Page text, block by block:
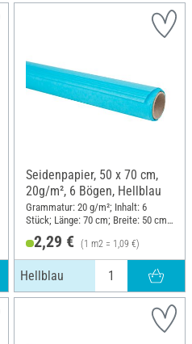
Seidenpapier, 50 x 70 cm,
20g/m², 6 Bögen, Hellblau
Grammatur: 20 g/m²; Inhalt: 6
Stück; Länge: 70 cm; Breite: 50 cm;
2,29 € (1 m2 = 1,09 €)
Hellblau